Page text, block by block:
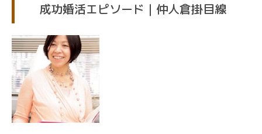
成功婚活エピソード｜仲人倉掛目線